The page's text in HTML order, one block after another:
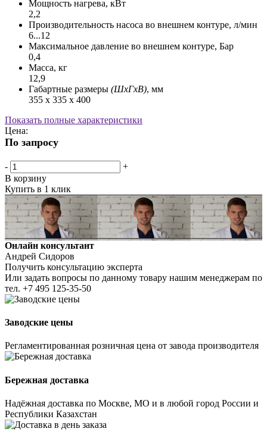
Мощность нагрева, кВт
2,2
Производительность насоса во внешнем контуре, л/мин
6...12
Максимальное давление во внешнем контуре, Бар
0,4
Масса, кг
12,9
Габартные размеры (ШхГхВ), мм
355 х 335 х 400
Показать полные характеристики
Цена:
По запросу
-
+
В корзину
Купить в 1 клик
Онлайн консультант
Андрей Сидоров
Получить консультацию эксперта
Или задать вопросы по данному товару нашим менеджерам по
тел. +7 495 125-35-50
Заводские цены
Регламентированная розничная цена от завода производителя
Бережная доставка
Надёжная доставка по Москве, МО и в любой город России и
Республики Казахстан